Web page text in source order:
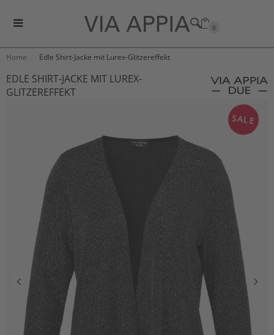
0
Home Edle Shirt-Jacke mit Lurex-Glitzereffekt
EDLE SHIRT-JACKE MIT LUREX-
GLITZEREFFEKT
SALE